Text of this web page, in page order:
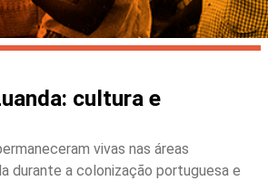
cultura e
vivas nas áreas
durante a colonização portuguesa e